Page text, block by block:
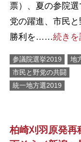
票）、夏の参院
党の躍進、市民
勝利を……続きを
参議院選挙2019
地
市民と野党の共闘
統一地方選2019
柏崎刈羽原発